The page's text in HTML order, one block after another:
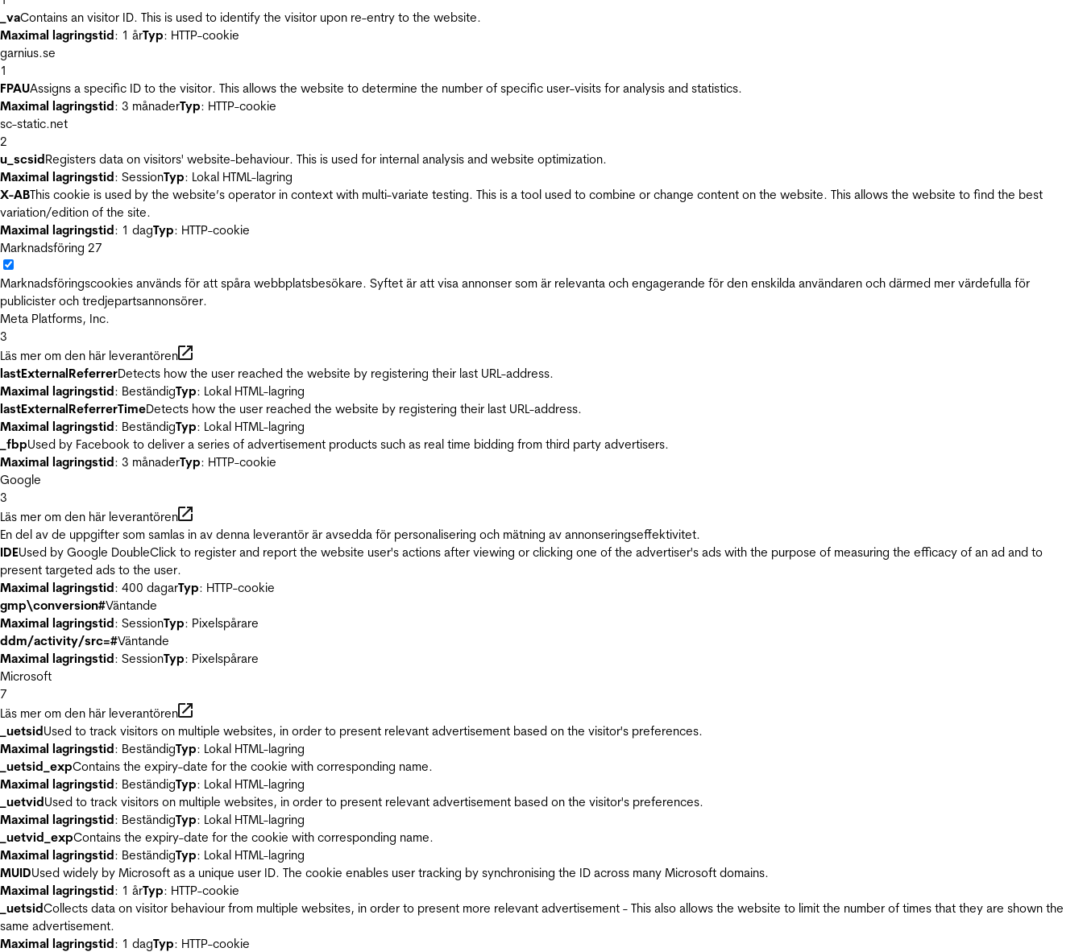
_vaContains an visitor ID. This is used to identify the visitor upon re-entry to the website.
Maximal lagringstid: 1 årTyp: HTTP-cookie
garnius.se
1
FPAUAssigns a specific ID to the visitor. This allows the website to determine the number of specific user-visits for analysis and statistics.
Maximal lagringstid: 3 månaderTyp: HTTP-cookie
sc-static.net
2
u_scsidRegisters data on visitors' website-behaviour. This is used for internal analysis and website optimization.
Maximal lagringstid: SessionTyp: Lokal HTML-lagring
X-ABThis cookie is used by the website’s operator in context with multi-variate testing. This is a tool used to combine or change content on the website. This allows the website to find the best
variation/edition of the site.
Maximal lagringstid: 1 dagTyp: HTTP-cookie
Marknadsföring 27
Marknadsföringscookies används för att spåra webbplatsbesökare. Syftet är att visa annonser som är relevanta och engagerande för den enskilda användaren och därmed mer värdefulla för
publicister och tredjepartsannonsörer.
Meta Platforms, Inc.
3
Läs mer om den här leverantören
lastExternalReferrerDetects how the user reached the website by registering their last URL-address.
Maximal lagringstid: BeständigTyp: Lokal HTML-lagring
lastExternalReferrerTimeDetects how the user reached the website by registering their last URL-address.
Maximal lagringstid: BeständigTyp: Lokal HTML-lagring
_fbpUsed by Facebook to deliver a series of advertisement products such as real time bidding from third party advertisers.
Maximal lagringstid: 3 månaderTyp: HTTP-cookie
Google
3
Läs mer om den här leverantören
En del av de uppgifter som samlas in av denna leverantör är avsedda för personalisering och mätning av annonseringseffektivitet.
IDEUsed by Google DoubleClick to register and report the website user's actions after viewing or clicking one of the advertiser's ads with the purpose of measuring the efficacy of an ad and to
present targeted ads to the user.
Maximal lagringstid: 400 dagarTyp: HTTP-cookie
gmp\conversion#Väntande
Maximal lagringstid: SessionTyp: Pixelspårare
ddm/activity/src=#Väntande
Maximal lagringstid: SessionTyp: Pixelspårare
Microsoft
7
Läs mer om den här leverantören
_uetsidUsed to track visitors on multiple websites, in order to present relevant advertisement based on the visitor's preferences.
Maximal lagringstid: BeständigTyp: Lokal HTML-lagring
_uetsid_expContains the expiry-date for the cookie with corresponding name.
Maximal lagringstid: BeständigTyp: Lokal HTML-lagring
_uetvidUsed to track visitors on multiple websites, in order to present relevant advertisement based on the visitor's preferences.
Maximal lagringstid: BeständigTyp: Lokal HTML-lagring
_uetvid_expContains the expiry-date for the cookie with corresponding name.
Maximal lagringstid: BeständigTyp: Lokal HTML-lagring
MUIDUsed widely by Microsoft as a unique user ID. The cookie enables user tracking by synchronising the ID across many Microsoft domains.
Maximal lagringstid: 1 årTyp: HTTP-cookie
_uetsidCollects data on visitor behaviour from multiple websites, in order to present more relevant advertisement - This also allows the website to limit the number of times that they are shown the
same advertisement.
Maximal lagringstid: 1 dagTyp: HTTP-cookie